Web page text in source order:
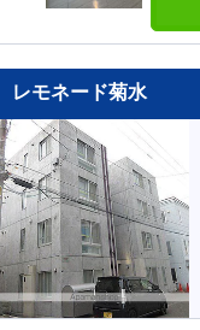
レモネード菊水